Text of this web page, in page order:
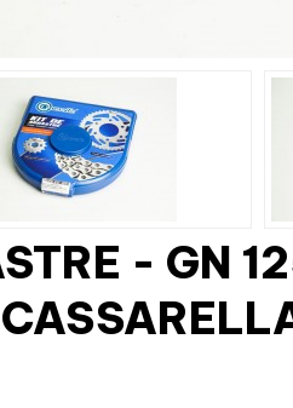
- GN